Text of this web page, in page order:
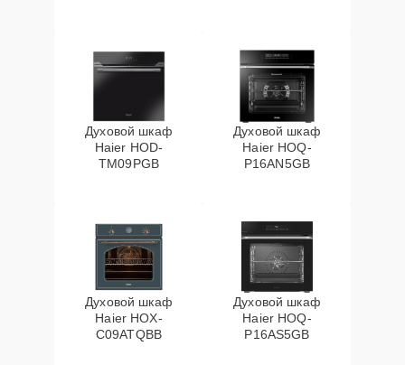
Духовой шкаф
Haier HOD-
TM09PGB
Духовой шкаф
Haier HOQ-
P16AN5GB
Духовой шкаф
Haier HOX-
C09ATQBB
Духовой шкаф
Haier HOQ-
P16AS5GB